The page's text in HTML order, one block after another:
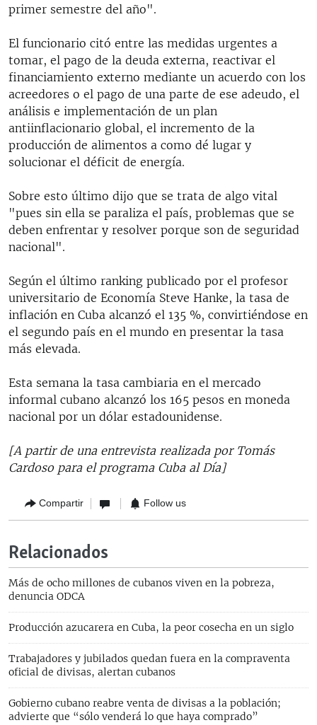
primer semestre del año".
El funcionario citó entre las medidas urgentes a
tomar, el pago de la deuda externa, reactivar el
financiamiento externo mediante un acuerdo con los
acreedores o el pago de una parte de ese adeudo, el
análisis e implementación de un plan
antiinflacionario global, el incremento de la
producción de alimentos a como dé lugar y
solucionar el déficit de energía.
Sobre esto último dijo que se trata de algo vital
"pues sin ella se paraliza el país, problemas que se
deben enfrentar y resolver porque son de seguridad
nacional".
Según el último ranking publicado por el profesor
universitario de Economía Steve Hanke, la tasa de
inflación en Cuba alcanzó el 135 %, convirtiéndose en
el segundo país en el mundo en presentar la tasa
más elevada.
Esta semana la tasa cambiaria en el mercado
informal cubano alcanzó los 165 pesos en moneda
nacional por un dólar estadounidense.
[A partir de una entrevista realizada por Tomás
Cardoso para el programa Cuba al Día]
Compartir Follow us
Relacionados
Más de ocho millones de cubanos viven en la pobreza,
denuncia ODCA
Producción azucarera en Cuba, la peor cosecha en un siglo
Trabajadores y jubilados quedan fuera en la compraventa
oficial de divisas, alertan cubanos
Gobierno cubano reabre venta de divisas a la población;
advierte que “sólo venderá lo que haya comprado”